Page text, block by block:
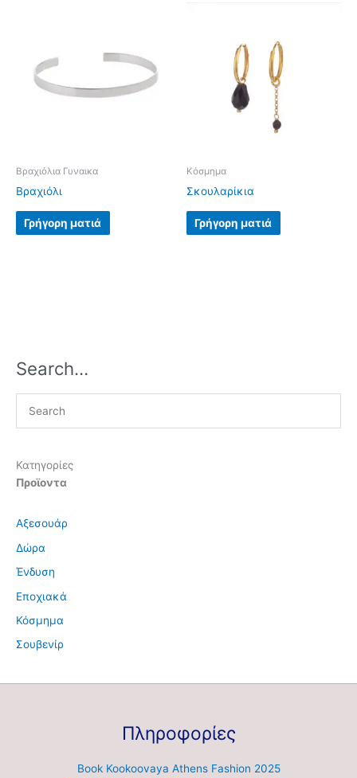
Βραχιόλια Γυναικα
Βραχιόλι
Γρήγορη ματιά
Κόσμημα
Σκουλαρίκια
Γρήγορη ματιά
Search…
Κατηγορίες
Προϊοντα
Αξεσουάρ
Δώρα
Ένδυση
Εποχιακά
Κόσμημα
Σουβενίρ
Πληροφορίες
Book Kookoovaya Athens Fashion 2025